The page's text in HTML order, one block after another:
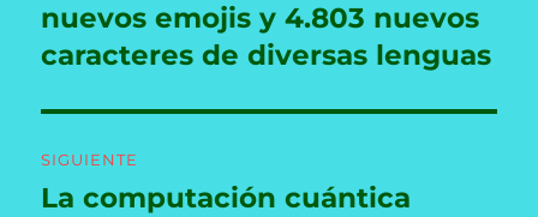
entradas
anterior:
nuevos emojis y 4.803 nuevos
caracteres de diversas lenguas
SIGUIENTE
Entrada
La computación cuántica